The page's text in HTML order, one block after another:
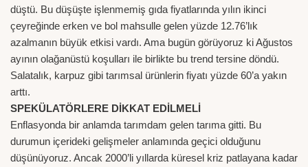
düştü. Bu düşüşte işlenmemiş gıda fiyatlarında yılın ikinci
çeyreğinde erken ve bol mahsulle gelen yüzde 12.76’lık
azalmanın büyük etkisi vardı. Ama bugün görüyoruz ki Ağustos
ayının olağanüstü koşulları ile birlikte bu trend tersine döndü.
Salatalık, karpuz gibi tarımsal ürünlerin fiyatı yüzde 60’a yakın
arttı.
SPEKÜLATÖRLERE DİKKAT EDİLMELİ
Enflasyonda bir anlamda tarımdam gelen tarıma gitti. Bu
durumun içerideki gelişmeler anlamında geçici olduğunu
düşünüyoruz. Ancak 2000’li yıllarda küresel kriz patlayana kadar